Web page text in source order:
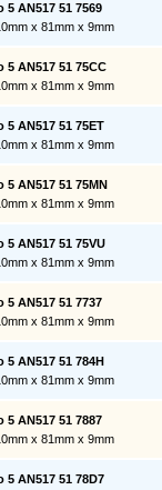
AN517 51 7569
x 81mm x 9mm
AN517 51 75CC
x 81mm x 9mm
AN517 51 75ET
x 81mm x 9mm
AN517 51 75MN
x 81mm x 9mm
AN517 51 75VU
x 81mm x 9mm
AN517 51 7737
x 81mm x 9mm
AN517 51 784H
x 81mm x 9mm
AN517 51 7887
x 81mm x 9mm
AN517 51 78D7